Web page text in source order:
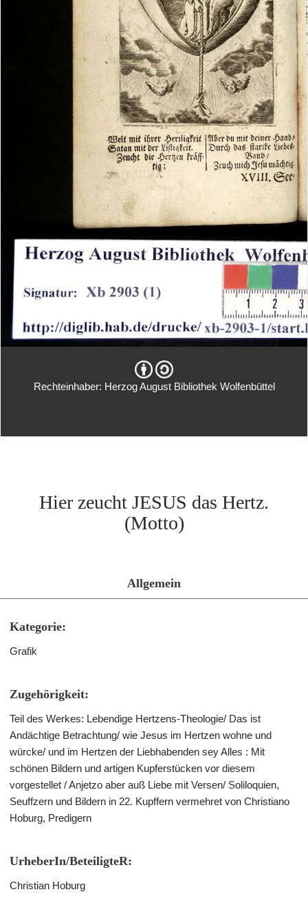
Rechteinhaber: Herzog August Bibliothek Wolfenbüttel
Hier zeucht JESUS das Hertz.
(Motto)
Allgemein
Kategorie:
Grafik
Zugehörigkeit:
Teil des Werkes: Lebendige Hertzens-Theologie/ Das ist
Andächtige Betrachtung/ wie Jesus im Hertzen wohne und
würcke/ und im Hertzen der Liebhabenden sey Alles : Mit
schönen Bildern und artigen Kupferstücken vor diesem
vorgestellet / Anjetzo aber auß Liebe mit Versen/ Soliloquien,
Seuffzern und Bildern in 22. Kupffern vermehret von Christiano
Hoburg, Predigern
UrheberIn/BeteiligteR:
Christian Hoburg